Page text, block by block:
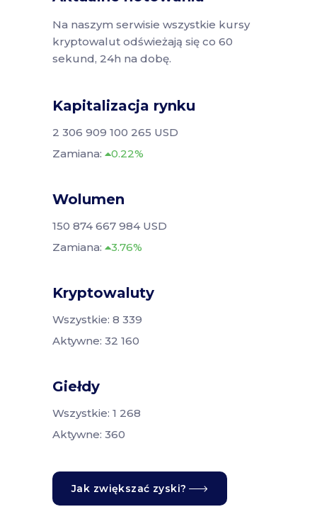
Na naszym serwisie wszystkie kursy
kryptowalut odświeżają się co 60
sekund, 24h na dobę.
Kapitalizacja rynku
2 306 909 100 265 USD
Zamiana:
0.22%
Wolumen
150 874 667 984 USD
Zamiana:
3.76%
Kryptowaluty
Wszystkie: 8 339
Aktywne: 32 160
Giełdy
Wszystkie: 1 268
Aktywne: 360
Jak zwiększać zyski?